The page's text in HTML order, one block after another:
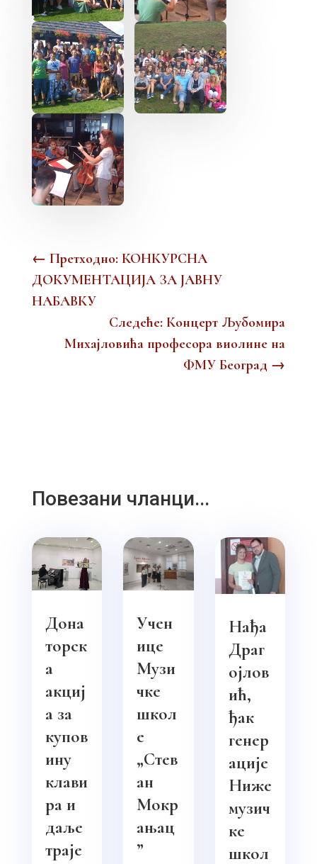
← Претходно: КОНКУРСНА
ДОКУМЕНТАЦИЈА ЗА ЈАВНУ
НАБАВКУ
Следеће: Концерт Љубомира
Михајловића професора виолине на
ФМУ Београд →
Повезани чланци...
Дона
торск
а
акциј
а за
купов
ину
клави
ра и
даље
траје
Учен
ице
Музи
чке
школ
е
„Стев
ан
Мокр
ањац
”
Нађа
Драг
ојлов
ић,
ђак
генер
ације
Ниже
музич
ке
школ